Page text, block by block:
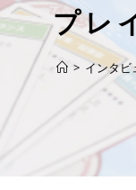
プレ
> インタビ